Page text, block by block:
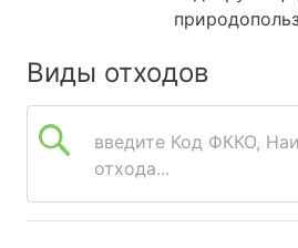
Виды отходов
введите Код ФККО,
отхода...